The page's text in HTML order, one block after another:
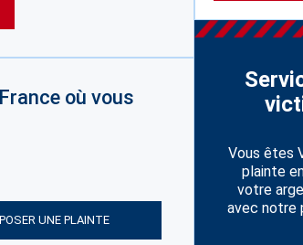
où vous
UNE PLAINTE
Vous êtes
plainte
votre
avec notre